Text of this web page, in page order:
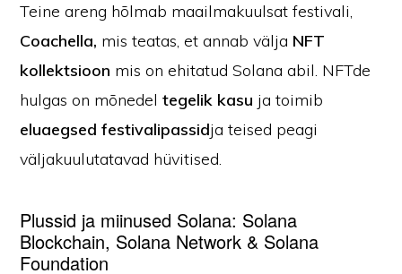
Teine areng hõlmab maailmakuulsat festivali,
Coachella, mis teatas, et annab välja NFT
kollektsioon mis on ehitatud Solana abil. NFTde
hulgas on mõnedeltegelik kasu ja toimib
eluaegsed festivalipassidja teised peagi
väljakuulutatavad hüvitised.
Plussid ja miinused Solana: Solana
Blockchain, Solana Network & Solana
Foundation